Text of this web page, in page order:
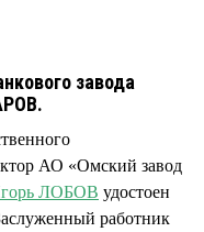
завода
АО «Омский завод
ЛОБОВ удостоен
работник